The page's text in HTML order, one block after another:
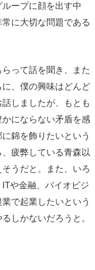
ープに顔を出す中
に大切な問題である
って話を聞き、また
、僕の興味はどんど
しましたが、もとも
にならない矛盾を感
錦を飾りたいという
疲弊している青森以
うだと。また、いろ
や金融、バイオビジ
で起業したいという
しかないだろうと。